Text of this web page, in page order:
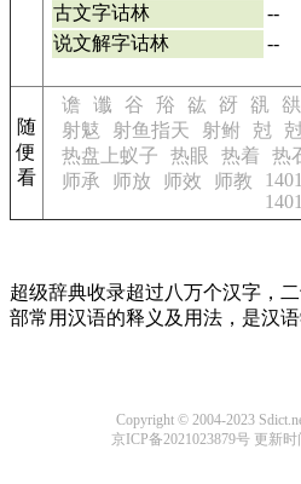
古文字诂林
--
说文解字诂林
--
随
便
看
谵 谶 谷 谸 谹 谺 谻 谼
射鬾
射鱼指天 射鲋 尅
热盘上蚁子
热眼 热着 热
师承
师放 师效 师教
超级辞典收录超过八万个汉字，
部常用汉语的释义及用法，是汉语
Copyright © 2004-2023
京ICP备2021023879号更新时